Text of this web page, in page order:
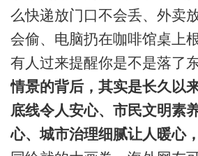
么快递放门口不会丢、外卖
会偷、电脑扔在咖啡馆桌上
有人过来提醒你是不是落
情景的背后，其实是长久以
底线令人安心、市民文明素
心、城市治理细腻让人暖心，